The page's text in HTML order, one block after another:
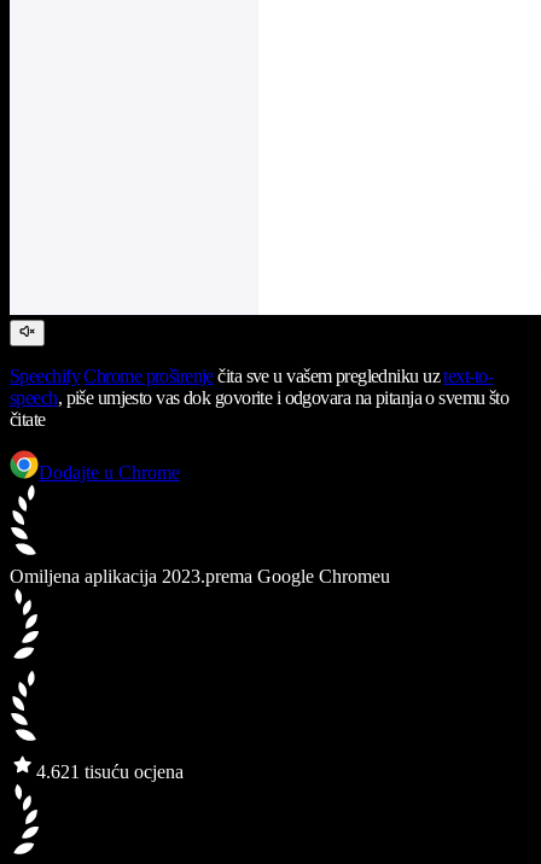
Speechify Chrome proširenječita sve u vašem pregledniku uztext-to-
speech, piše umjesto vas dok govorite i odgovara na pitanja o svemu što
čitate
Dodajte u Chrome
Omiljena aplikacija 2023.prema Google Chromeu
4.621 tisuću ocjena